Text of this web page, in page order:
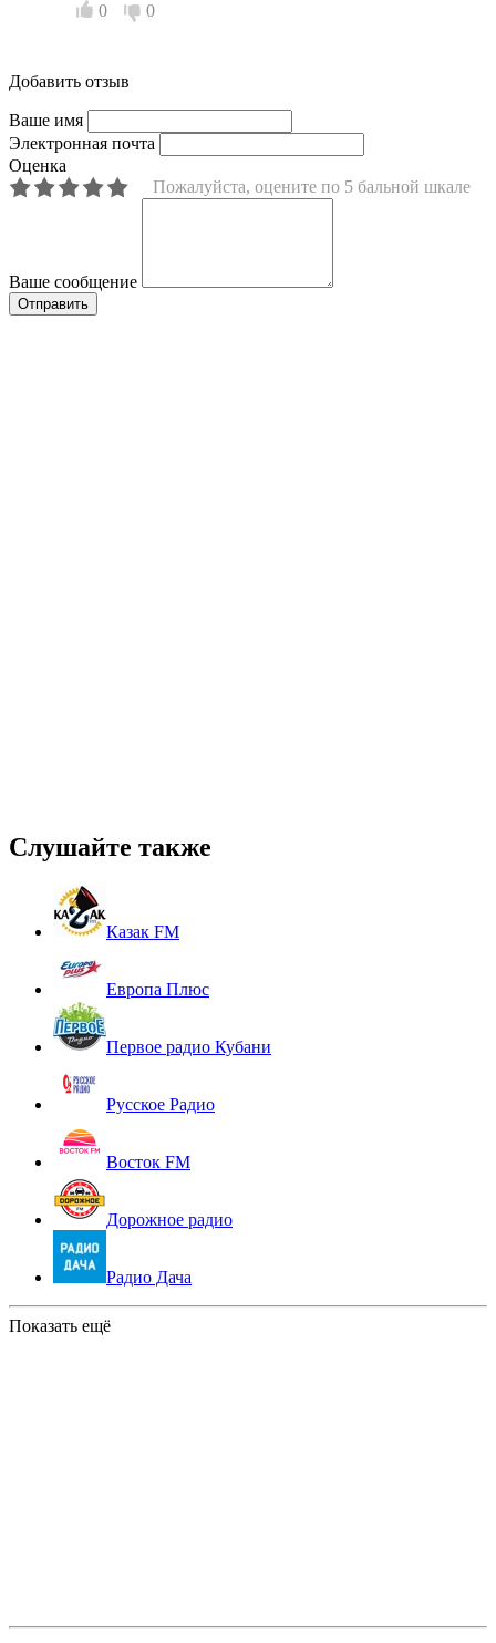
0 0
Добавить отзыв
Ваше имя
Электронная почта
Оценка
Пожалуйста, оцените по 5 бальной шкале
Ваше сообщение
Слушайте также
Казак FM
Европа Плюс
Первое радио Кубани
Русское Радио
Восток FM
Дорожное радио
Радио Дача
Показать ещё